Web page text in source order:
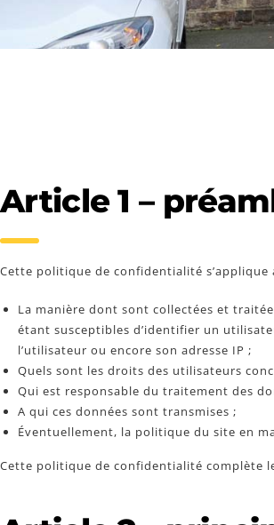
Article 1 –
Cette politique de confidentialité
La manière dont sont collectées et
étant susceptibles d’identifier un
l’utilisateur ou encore son adresse IP ;
Quels sont les droits des utilisateurs
Qui est responsable du traitement des
A qui ces données sont transmises ;
Éventuellement, la politique du site en
Cette politique de confidentialité complète